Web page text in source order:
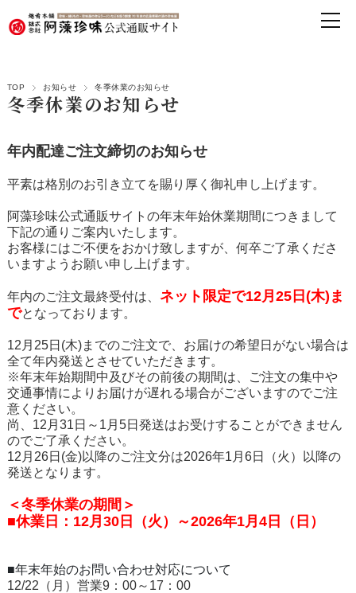
TOP お知らせ 冬季休業のお知らせ
冬季休業のお知らせ
年内配達ご注文締切のお知らせ
平素は格別のお引き立てを賜り厚く御礼申し上げます。
阿藻珍味公式通販サイトの年末年始休業期間につきまして
下記の通りご案内いたします。
お客様にはご不便をおかけ致しますが、何卒ご了承くださ
いますようお願い申し上げます。
年内のご注文最終受付は、 ネット限定で12月25日(木)ま
でとなっております。
12月25日(木)までのご注文で、お届けの希望日がない場合は
全て年内発送とさせていただきます。
※年末年始期間中及びその前後の期間は、ご注文の集中や
交通事情によりお届けが遅れる場合がございますのでご注
意ください。
尚、12月31日～1月5日発送はお受けすることができません
のでご了承ください。
12月26日(金)以降のご注文分は2026年1月6日（火）以降の
発送となります。
＜冬季休業の期間＞
■休業日：12月30日（火）～2026年1月4日（日）
■年末年始のお問い合わせ対応について
12/22（月）営業9：00～17：00